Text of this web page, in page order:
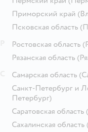
Приморский край
Псковская область
Ростовская область
Рязанская область
Самарская область
Санкт-Петербург и
Петербург)
Саратовская область
Сахалинская область